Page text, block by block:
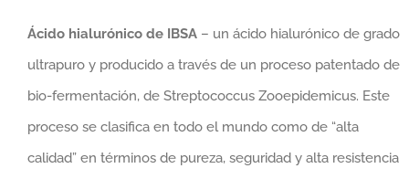
Ácido hialurónico de IBSA – un ácido hialurónico de grado
ultrapuro y producido a través de un proceso patentado de
bio-fermentación, de Streptococcus Zooepidemicus. Este
proceso se clasifica en todo el mundo como de “alta
calidad” en términos de pureza, seguridad y alta resistencia